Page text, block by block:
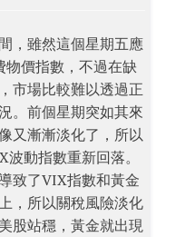
，雖然這個星期五應
價指數，不過在缺
市場比較難以透過正
。前個星期突如其來
又漸漸淡化了，所以
動指數重新回落。
致了VIX指數和黃金
，所以關稅風險淡化
股站穩，黃金就出現